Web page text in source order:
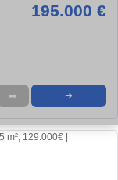
195.000 €
➦ ➜